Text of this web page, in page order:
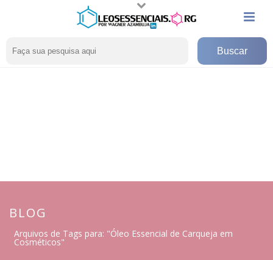
BLOG
Arquivos de Tags para: "Óleo Essencial de Carqueja em
Cosméticos"